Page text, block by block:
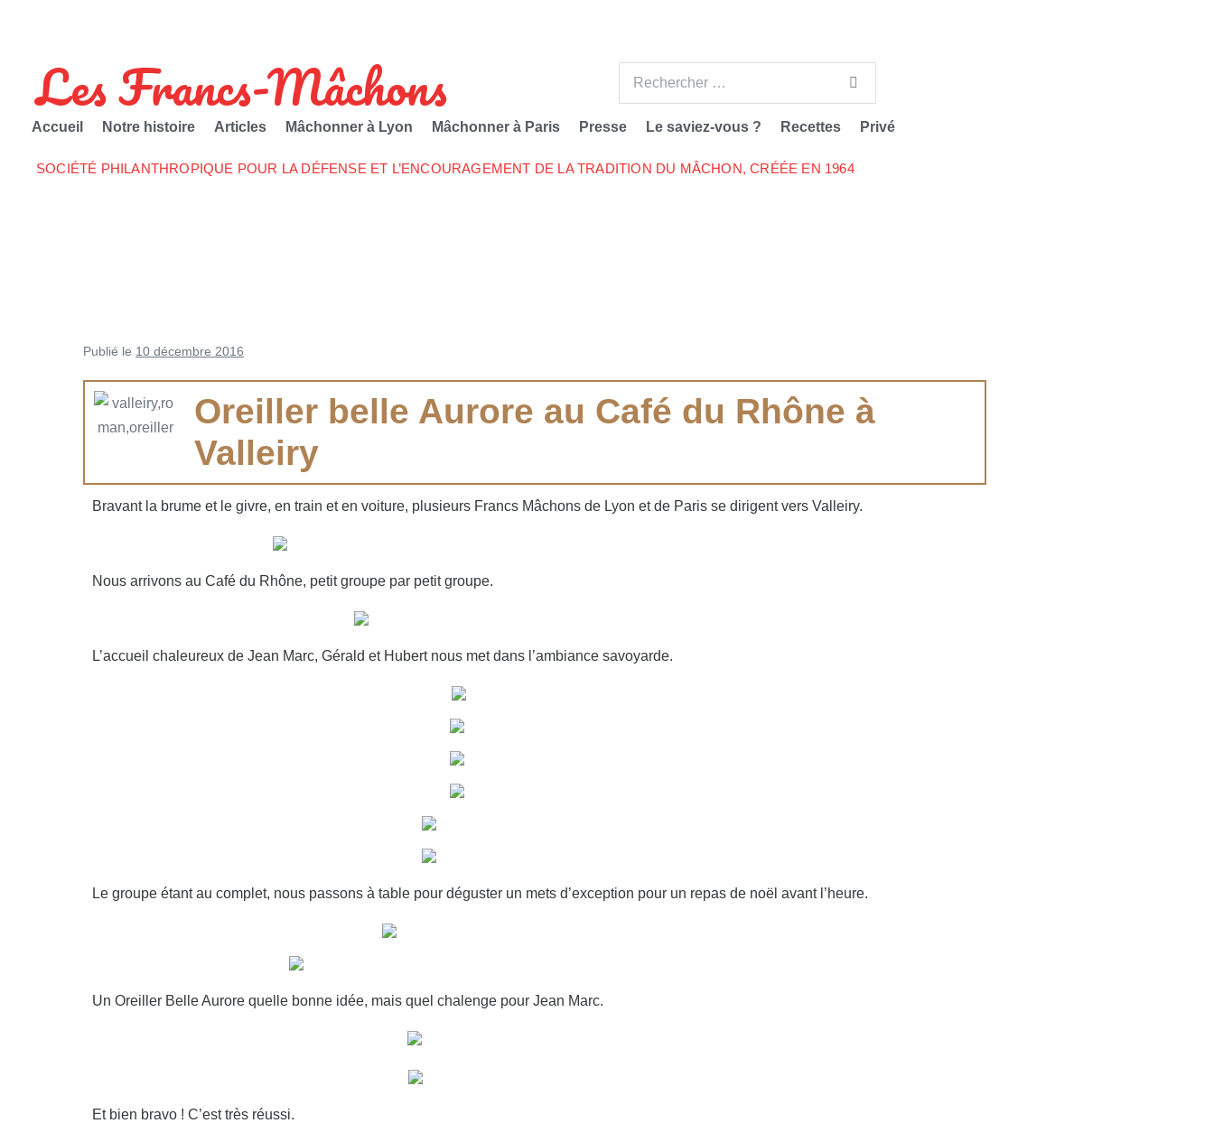
Les Francs-Mâchons
Accueil Notre histoire Articles Mâchonner à Lyon Mâchonner à Paris Presse Le saviez-vous ? Recettes Privé
SOCIÉTÉ PHILANTHROPIQUE POUR LA DÉFENSE ET L’ENCOURAGEMENT DE LA TRADITION DU MÂCHON, CRÉÉE EN 1964
Publié le 10 décembre 2016
Oreiller belle Aurore au Café du Rhône à
Valleiry
Bravant la brume et le givre, en train et en voiture, plusieurs Francs Mâchons de Lyon et de Paris se dirigent vers Valleiry.
Nous arrivons au Café du Rhône, petit groupe par petit groupe.
L’accueil chaleureux de Jean Marc, Gérald et Hubert nous met dans l’ambiance savoyarde.
Le groupe étant au complet, nous passons à table pour déguster un mets d’exception pour un repas de noël avant l’heure.
Un Oreiller Belle Aurore quelle bonne idée, mais quel chalenge pour Jean Marc.
Et bien bravo ! C’est très réussi.